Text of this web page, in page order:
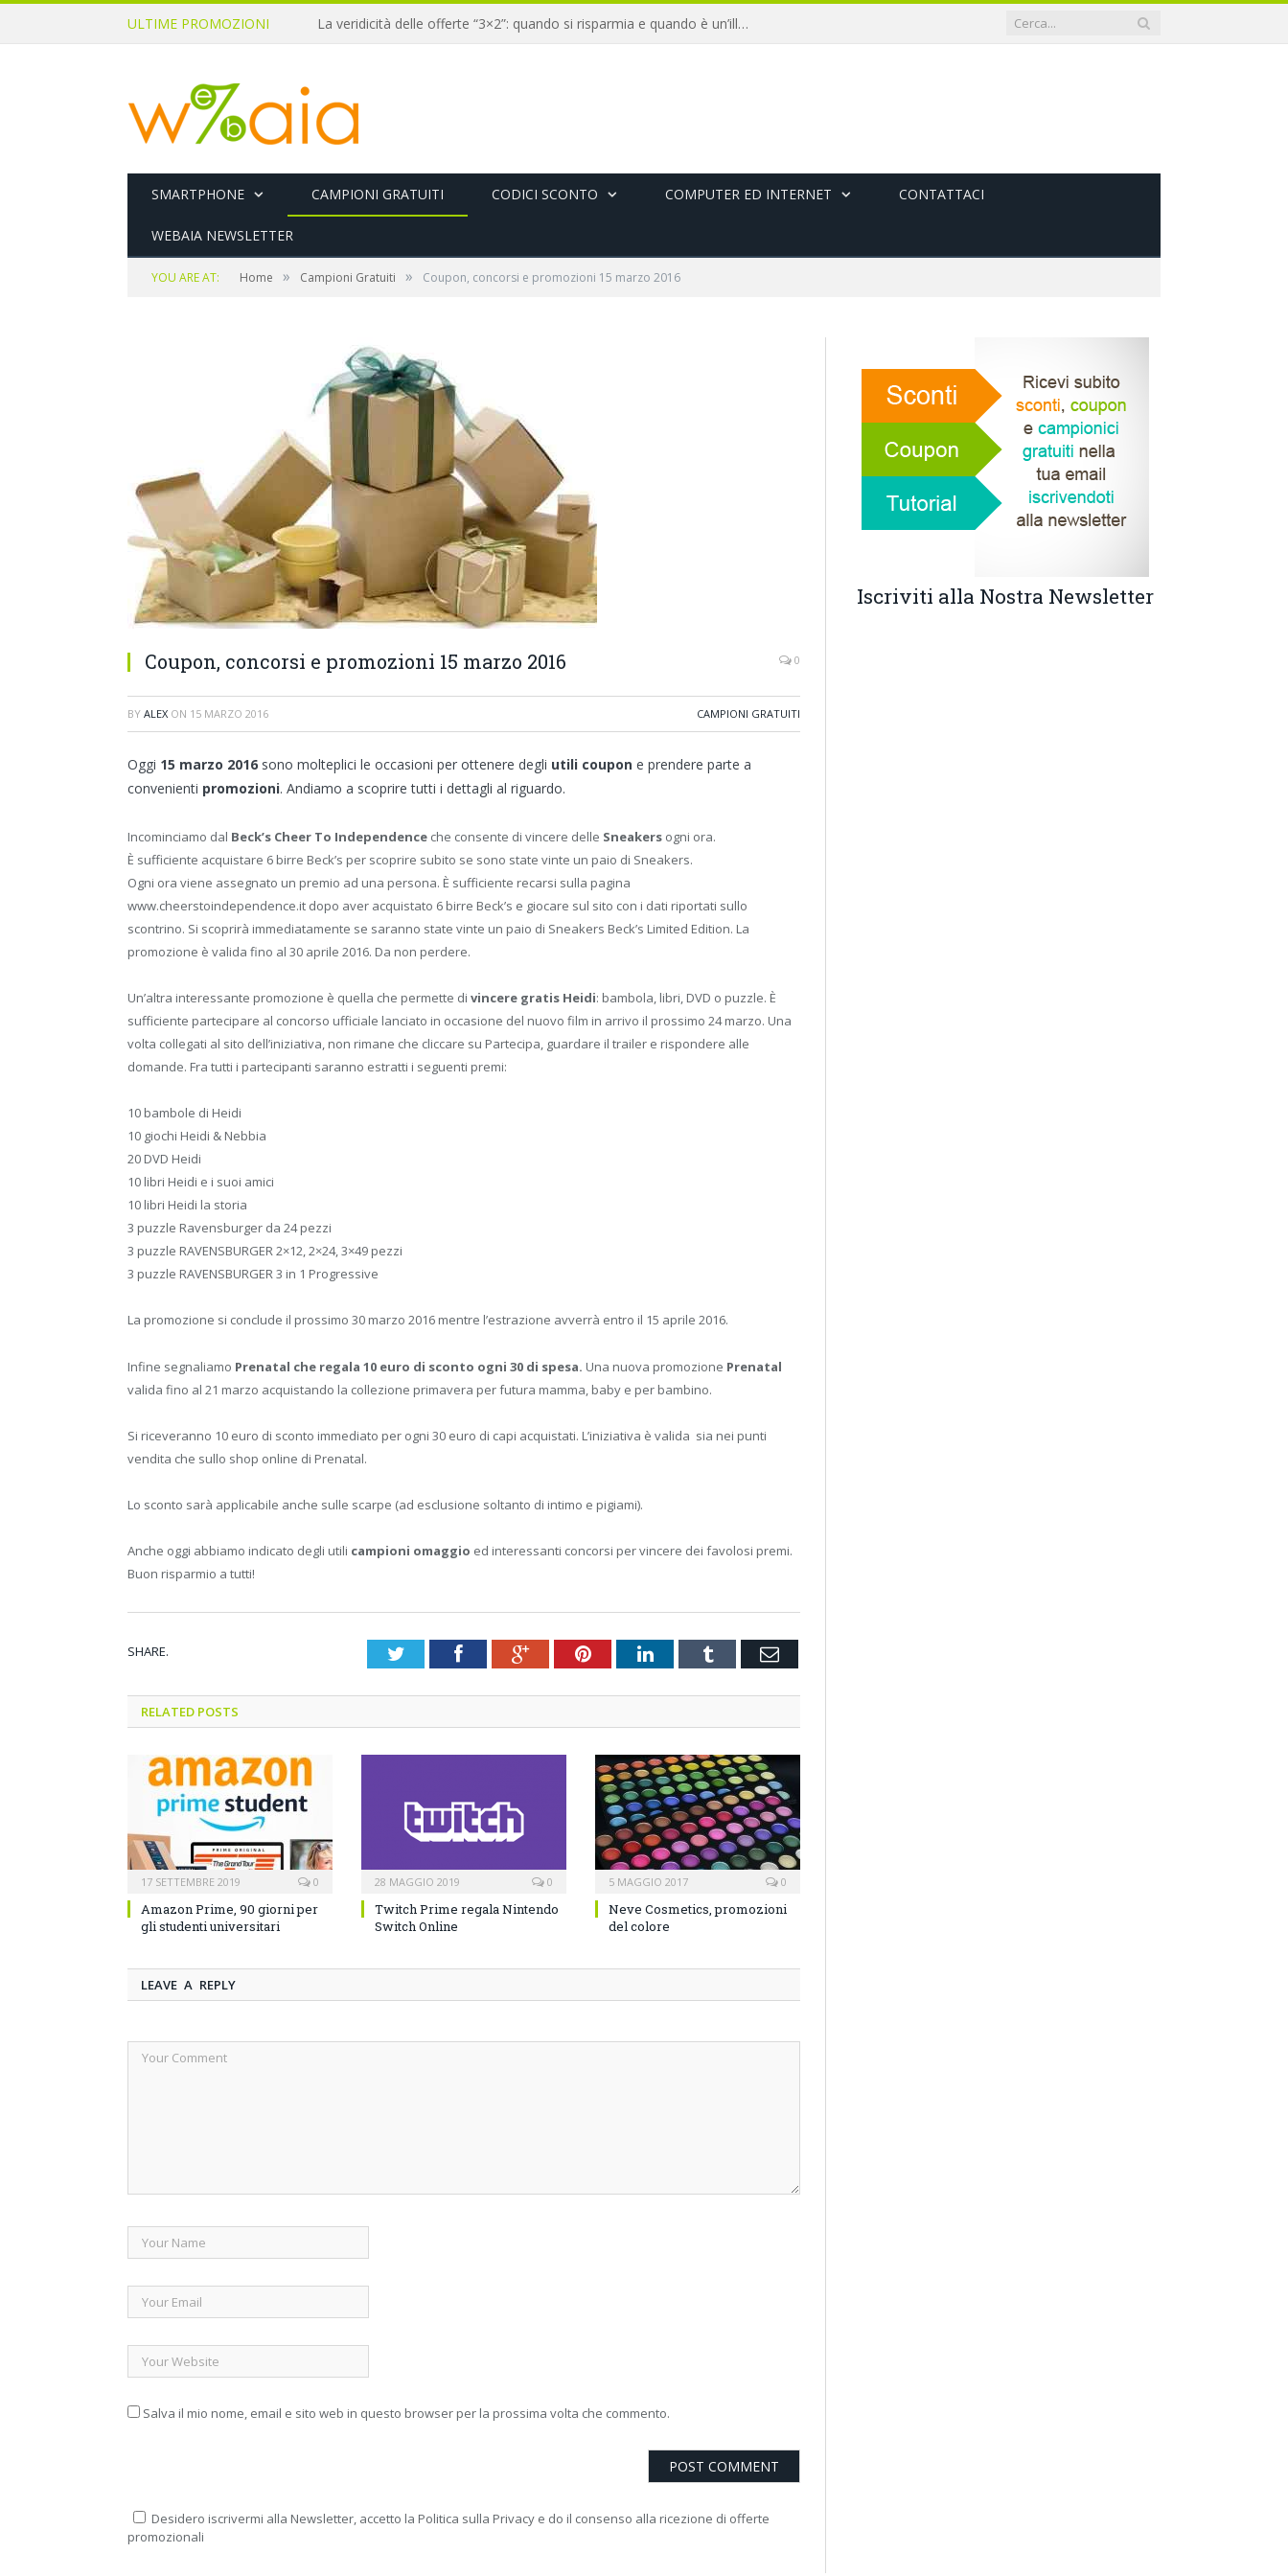
ULTIME PROMOZIONI La veridicità delle offerte “3×2”: quando si risparmia e quando è un’illusione
SMARTPHONE CAMPIONI GRATUITI CODICI SCONTO COMPUTER ED INTERNET CONTATTACI
WEBAIA NEWSLETTER
YOU ARE AT: Home » Campioni Gratuiti » Coupon, concorsi e promozioni 15 marzo 2016
Coupon, concorsi e promozioni 15 marzo 2016 0
BY ALEX ON 15 MARZO 2016 CAMPIONI GRATUITI
Oggi 15 marzo 2016 sono molteplici le occasioni per ottenere degli utili coupon e prendere parte a
convenienti promozioni. Andiamo a scoprire tutti i dettagli al riguardo.
Incominciamo dal Beck’s Cheer To Independence che consente di vincere delle Sneakers ogni ora.
È sufficiente acquistare 6 birre Beck’s per scoprire subito se sono state vinte un paio di Sneakers.
Ogni ora viene assegnato un premio ad una persona. È sufficiente recarsi sulla pagina
www.cheerstoindependence.it dopo aver acquistato 6 birre Beck’s e giocare sul sito con i dati riportati sullo
scontrino. Si scoprirà immediatamente se saranno state vinte un paio di Sneakers Beck’s Limited Edition. La
promozione è valida fino al 30 aprile 2016. Da non perdere.
Un’altra interessante promozione è quella che permette di vincere gratis Heidi: bambola, libri, DVD o puzzle. È
sufficiente partecipare al concorso ufficiale lanciato in occasione del nuovo film in arrivo il prossimo 24 marzo. Una
volta collegati al sito dell’iniziativa, non rimane che cliccare su Partecipa, guardare il trailer e rispondere alle
domande. Fra tutti i partecipanti saranno estratti i seguenti premi:
10 bambole di Heidi
10 giochi Heidi & Nebbia
20 DVD Heidi
10 libri Heidi e i suoi amici
10 libri Heidi la storia
3 puzzle Ravensburger da 24 pezzi
3 puzzle RAVENSBURGER 2×12, 2×24, 3×49 pezzi
3 puzzle RAVENSBURGER 3 in 1 Progressive
La promozione si conclude il prossimo 30 marzo 2016 mentre l’estrazione avverrà entro il 15 aprile 2016.
Infine segnaliamo Prenatal che regala 10 euro di sconto ogni 30 di spesa. Una nuova promozione Prenatal
valida fino al 21 marzo acquistando la collezione primavera per futura mamma, baby e per bambino.
Si riceveranno 10 euro di sconto immediato per ogni 30 euro di capi acquistati. L’iniziativa è valida sia nei punti
vendita che sullo shop online di Prenatal.
Lo sconto sarà applicabile anche sulle scarpe (ad esclusione soltanto di intimo e pigiami).
Anche oggi abbiamo indicato degli utili campioni omaggio ed interessanti concorsi per vincere dei favolosi premi.
Buon risparmio a tutti!
SHARE. TwitterFacebookGoogle+PinterestLinkedInTumblr Email
RELATED POSTS
17 SETTEMBRE 2019 0
Amazon Prime, 90 giorni per
gli studenti universitari
28 MAGGIO 2019 0
Twitch Prime regala Nintendo
Switch Online
5 MAGGIO 2017 0
Neve Cosmetics, promozioni
del colore
LEAVE A REPLY
Salva il mio nome, email e sito web in questo browser per la prossima volta che commento.
Desidero iscrivermi alla Newsletter, accetto la Politica sulla Privacy e do il consenso alla ricezione di offerte
promozionali
Iscriviti alla Nostra Newsletter